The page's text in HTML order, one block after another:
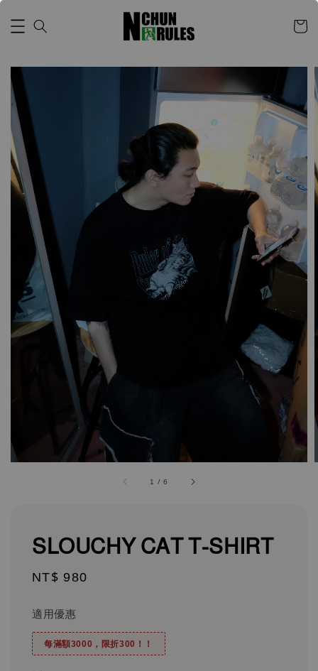
1 /6
SLOUCHY CAT T-SHIRT
Regular
NT$ 980
適用優惠
每滿額3000，限折300！！